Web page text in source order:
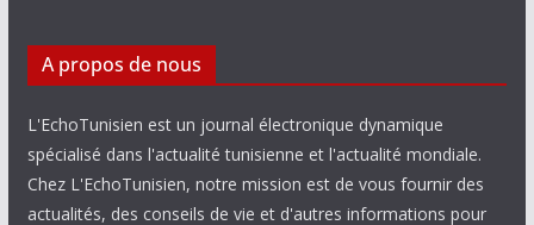
A propos de nous
L'EchoTunisien est un journal électronique dynamique
spécialisé dans l'actualité tunisienne et l'actualité mondiale.
Chez L'EchoTunisien, notre mission est de vous fournir des
actualités, des conseils de vie et d'autres informations pour